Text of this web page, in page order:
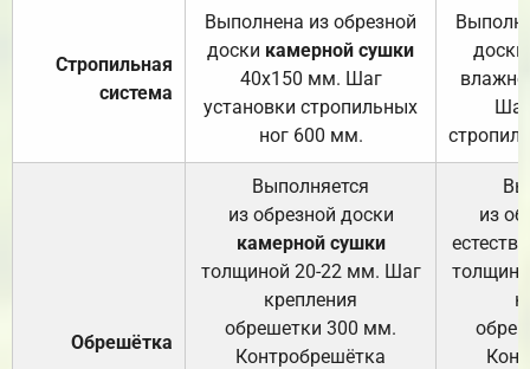
Стропильная
система
Выполнена из обрезной
доски камерной сушки
40х150 мм. Шаг
установки стропильных
ног 600 мм.
доски
Обрешётка
Выполняется
из обрезной доски
камерной сушки
толщиной 20-22 мм. Шаг
крепления
обрешетки 300 мм.
Контробрешётка
из